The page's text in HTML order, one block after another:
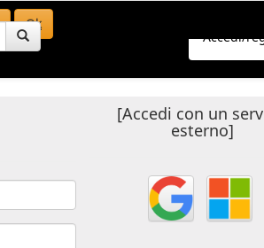
Ok
Accedi/
[Accedi con un
esterno]